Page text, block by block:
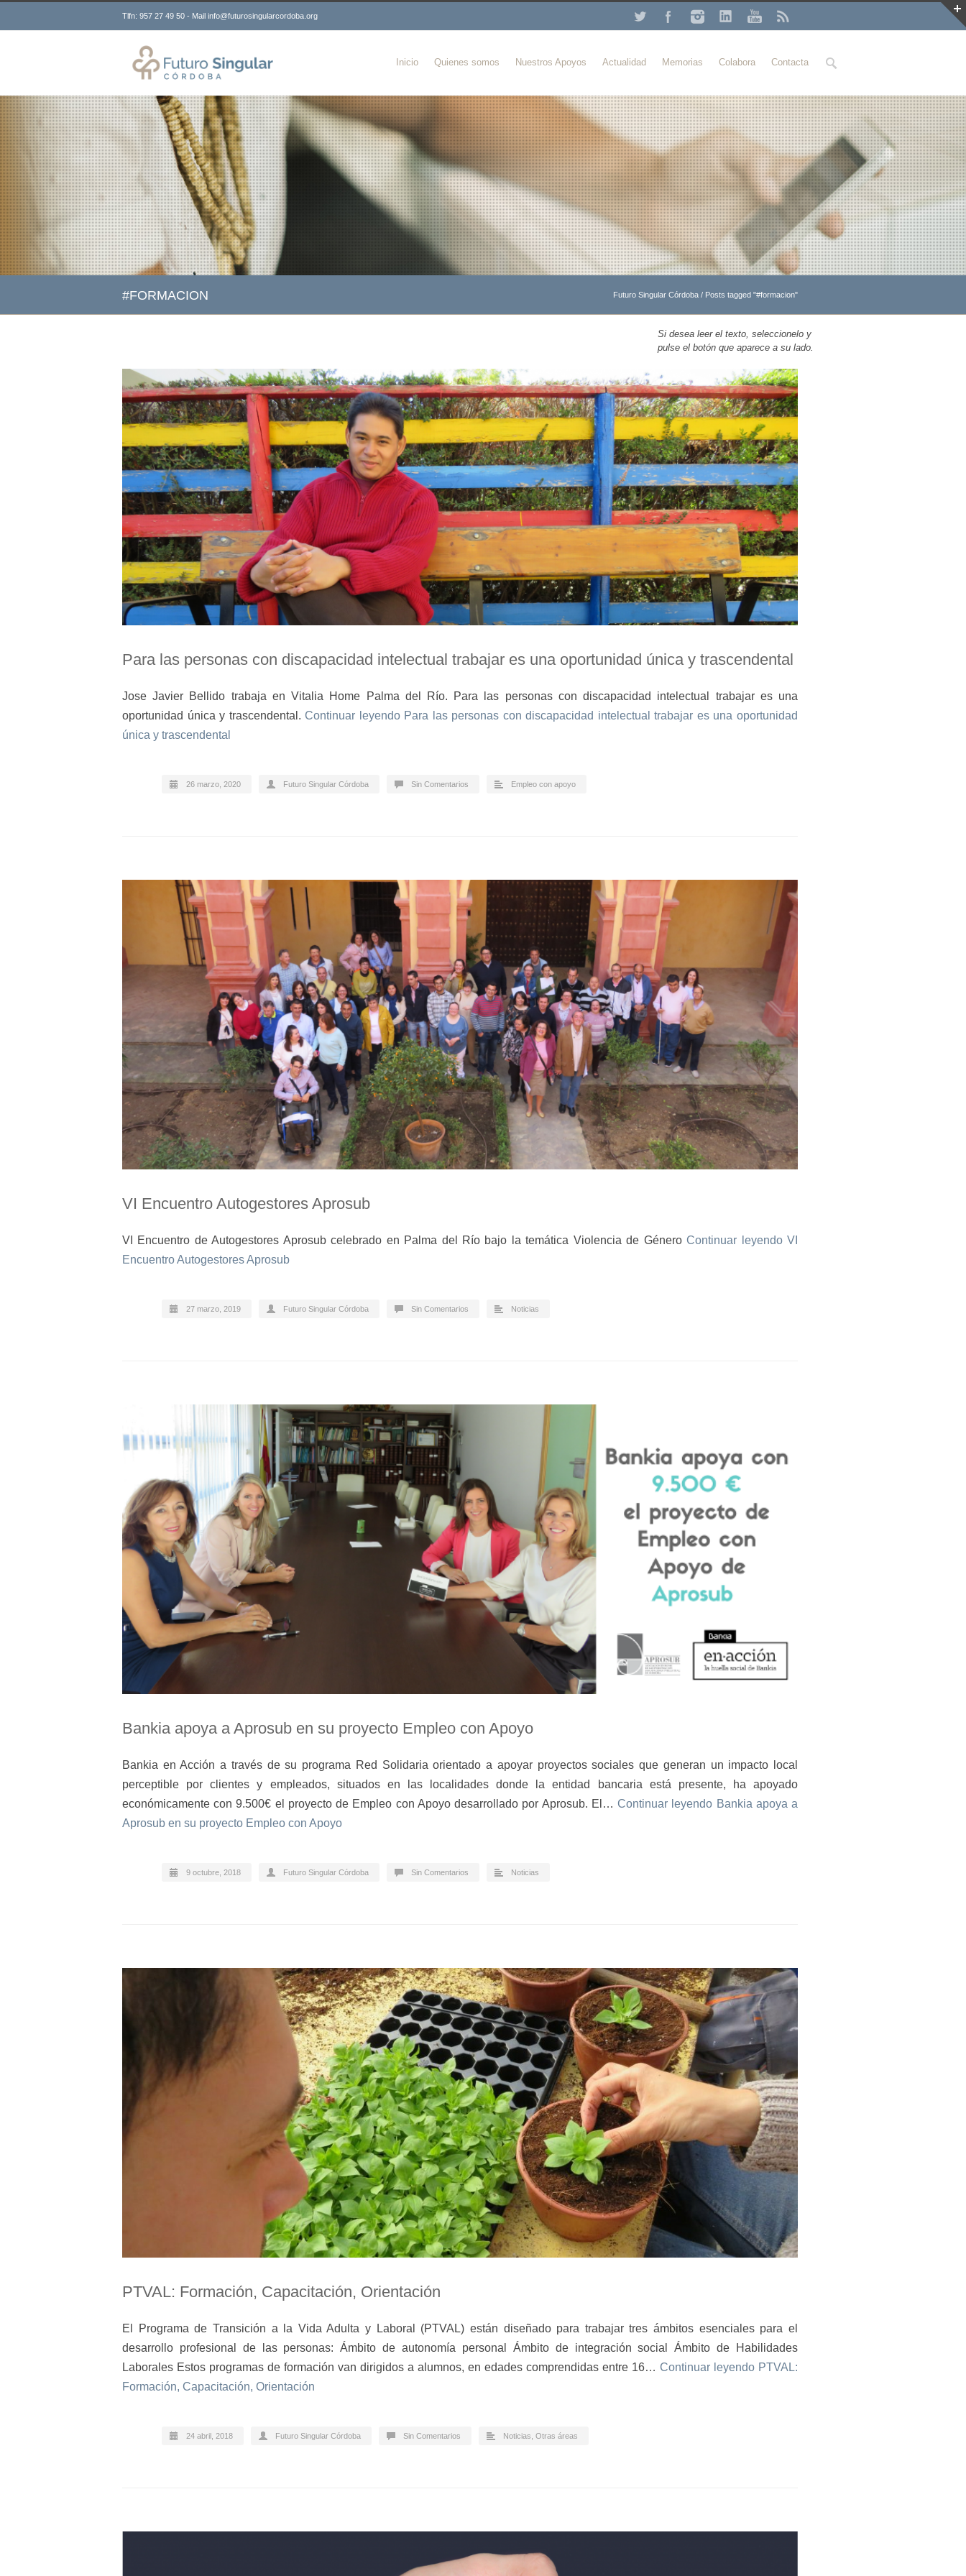
Tlfn: 957 27 49 50 - Mail info@futurosingularcordoba.org
Buscar
Inicio Quienes somos Nuestros Apoyos Actualidad Memorias Colabora Contacta
#FORMACION Futuro Singular Córdoba / Posts tagged "#formacion"
Si desea leer el texto, seleccionelo y
pulse el botón que aparece a su lado.
Para las personas con discapacidad intelectual trabajar es una oportunidad única y trascendental
Jose Javier Bellido trabaja en Vitalia Home Palma del Río. Para las personas con discapacidad intelectual trabajar es una
oportunidad única y trascendental.Continuar leyendoPara las personas con discapacidad intelectual trabajar es una oportunidad
única y trascendental
26 marzo, 2020 Futuro Singular Córdoba Sin Comentarios Empleo con apoyo
VI Encuentro Autogestores Aprosub
VI Encuentro de Autogestores Aprosub celebrado en Palma del Río bajo la temática Violencia de GéneroContinuar leyendoVI
Encuentro Autogestores Aprosub
27 marzo, 2019 Futuro Singular Córdoba Sin Comentarios Noticias
Bankia apoya a Aprosub en su proyecto Empleo con Apoyo
Bankia en Acción a través de su programa Red Solidaria orientado a apoyar proyectos sociales que generan un impacto local
perceptible por clientes y empleados, situados en las localidades donde la entidad bancaria está presente, ha apoyado
económicamente con 9.500€ el proyecto de Empleo con Apoyo desarrollado por Aprosub. El…Continuar leyendo Bankia apoya a
Aprosub en su proyecto Empleo con Apoyo
9 octubre, 2018 Futuro Singular Córdoba Sin Comentarios Noticias
PTVAL: Formación, Capacitación, Orientación
El Programa de Transición a la Vida Adulta y Laboral (PTVAL) están diseñado para trabajar tres ámbitos esenciales para el
desarrollo profesional de las personas: Ámbito de autonomía personal Ámbito de integración social Ámbito de Habilidades
Laborales Estos programas de formación van dirigidos a alumnos, en edades comprendidas entre 16… Continuar leyendo PTVAL:
Formación, Capacitación, Orientación
24 abril, 2018 Futuro Singular Córdoba Sin Comentarios Noticias Otras áreas